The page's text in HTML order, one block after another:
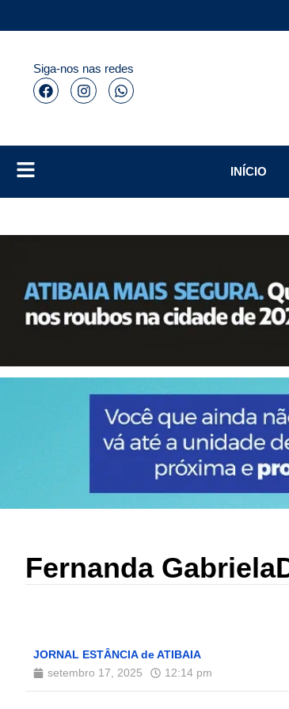
Siga-nos nas redes
INÍCIO
Fernanda
JORNAL ESTÂNCIA de ATIBAIA
setembro 17, 2025
12:14 pm